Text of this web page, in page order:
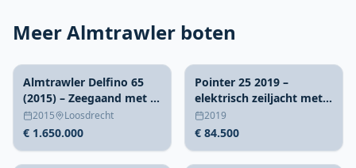
Meer Almtrawler boten
Almtrawler Delfino 65
(2015) – Zeegaand met 4
hutten
2015 Loosdrecht
€ 1.650.000
Pointer 25 2019 –
elektrisch zeiljacht met
Torqeedo pod
2019
€ 84.500